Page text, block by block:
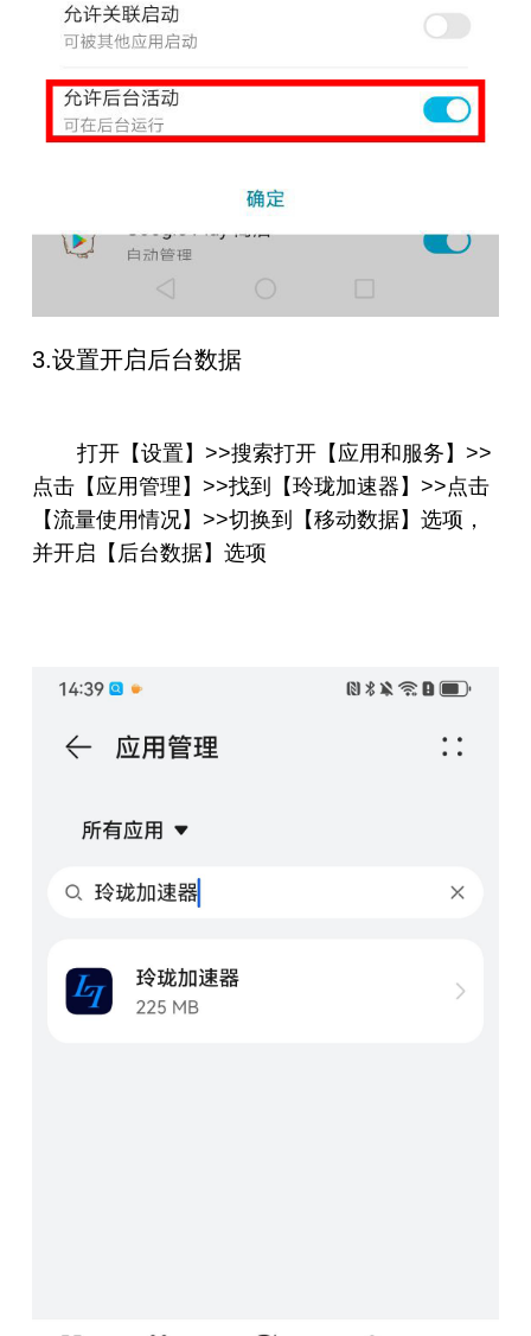
3.设置开启后台数据
打开【设置】>>搜索打开【应用和服务】>>
点击【应用管理】>>找到【玲珑加速器】>>点击
【流量使用情况】>>切换到【移动数据】选项，
并开启【后台数据】选项